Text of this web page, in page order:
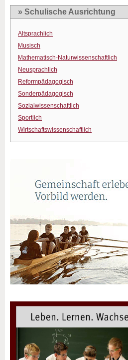
» Schulische Ausrichtung
Altsprachlich
Musisch
Mathematisch-Naturwissenschaftlich
Neusprachlich
Reformpädagogisch
Sonderpädagogisch
Sozialwissenschaftlich
Sportlich
Wirtschaftswissenschaftlich